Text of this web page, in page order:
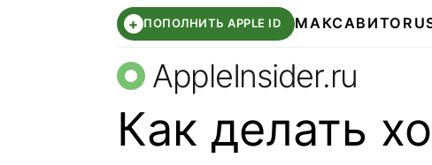
+ ПОПОЛНИТЬ APPLE ID МАКСАВИТО
AppleInsider.ru
Как делать